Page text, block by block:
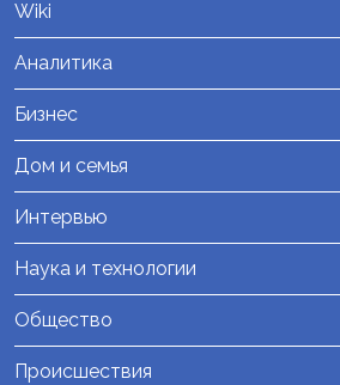
Wiki
Аналитика
Бизнес
Дом и семья
Интервью
Наука и технологии
Общество
Происшествия